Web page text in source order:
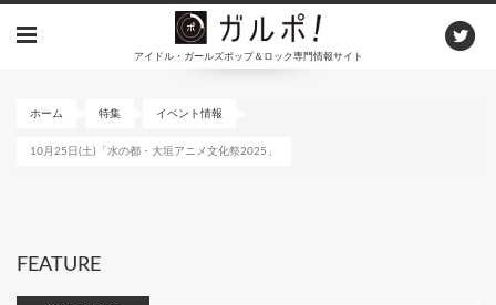
アイドル・ガールズポップ＆ロック専門情報サイト
ホーム 特集 イベント情報
10月25日(土)「水の都・大垣アニメ文化祭2025」
FEATURE